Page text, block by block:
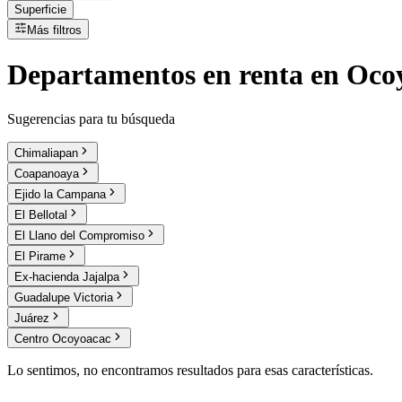
Superficie
Más filtros
Departamentos en renta en
Sugerencias para tu búsqueda
Chimaliapan
Coapanoaya
Ejido la Campana
El Bellotal
El Llano del Compromiso
El Pirame
Ex-hacienda Jajalpa
Guadalupe Victoria
Juárez
Centro Ocoyoacac
Lo sentimos, no encontramos resultados para esas características.